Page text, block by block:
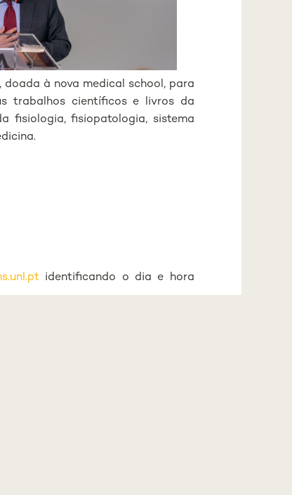
à nova medical school, para
trabalhos científicos e livros da
fisiologia, fisiopatologia, sistema
identificando o dia e hora